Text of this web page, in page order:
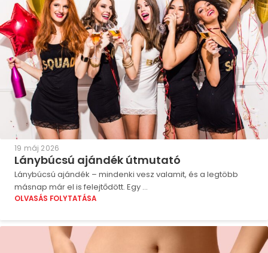
19 máj 2026
Lánybúcsú ajándék útmutató
Lánybúcsú ajándék – mindenki vesz valamit, és a legtöbb
másnap már el is felejtődött. Egy ...
OLVASÁS FOLYTATÁSA